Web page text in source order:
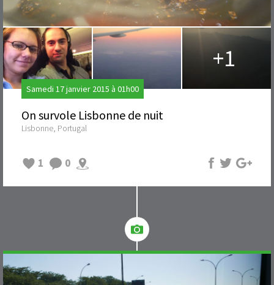
+1
Samedi 17 janvier 2015 à 01h00
On survole Lisbonne de nuit
Lisbonne, Portugal
1 0